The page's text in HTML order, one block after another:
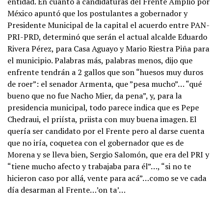
México apuntó que los postulantes a gobernador y
Presidente Municipal de la capital el acuerdo entre PAN-
PRI-PRD, determinó que serán el actual alcalde Eduardo
Rivera Pérez, para Casa Aguayo y Mario Riestra Piña para
el municipio. Palabras más, palabras menos, dijo que
enfrente tendrán a 2 gallos que son “huesos muy duros
de roer”: el senador Armenta, que ”pesa mucho”… “qué
bueno que no fue Nacho Mier, da pena”, y, para la
presidencia municipal, todo parece indica que es Pepe
Chedraui, el priísta, priista con muy buena imagen. El
quería ser candidato por el Frente pero al darse cuenta
que no iría, coquetea con el gobernador que es de
Morena y se lleva bien, Sergio Salomón, que era del PRI y
“tiene mucho afecto y trabajaba para él”…, “si no te
hicieron caso por allá, vente para acá”…como se ve cada
día desarman al Frente…’on ta’…